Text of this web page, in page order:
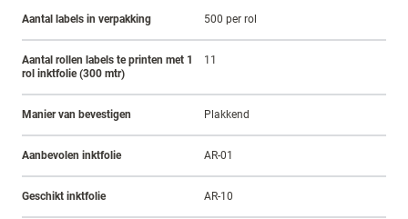
Aantal labels in verpakking 500 per rol
Aantal rollen labels te printen met 1
rol inktfolie (300 mtr)
11
Manier van bevestigen Plakkend
Aanbevolen inktfolie AR-01
Geschikt inktfolie AR-10